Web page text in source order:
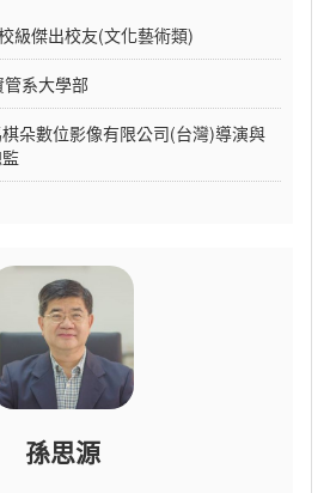
級傑出校友(文化藝術類)
系大學部
朵數位影像有限公司(台灣)導演與
孫思源